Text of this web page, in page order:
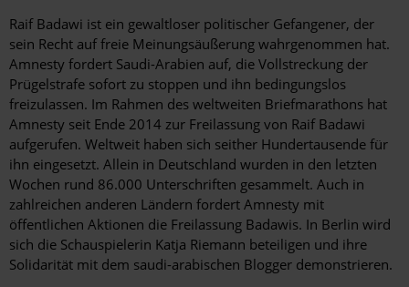
Raif Badawi ist ein gewaltloser politischer Gefangener, der
sein Recht auf freie Meinungsäußerung wahrgenommen hat.
Amnesty fordert Saudi-Arabien auf, die Vollstreckung der
Prügelstrafe sofort zu stoppen und ihn bedingungslos
freizulassen. Im Rahmen des weltweiten Briefmarathons hat
Amnesty seit Ende 2014 zur Freilassung von Raif Badawi
aufgerufen. Weltweit haben sich seither Hundertausende für
ihn eingesetzt. Allein in Deutschland wurden in den letzten
Wochen rund 86.000 Unterschriften gesammelt. Auch in
zahlreichen anderen Ländern fordert Amnesty mit
öffentlichen Aktionen die Freilassung Badawis. In Berlin wird
sich die Schauspielerin Katja Riemann beteiligen und ihre
Solidarität mit dem saudi-arabischen Blogger demonstrieren.